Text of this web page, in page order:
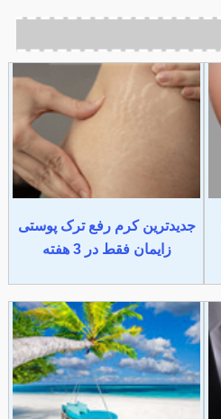
جدیدترین کرم رفع ترک پوستی
زایمان فقط در 3 هفته